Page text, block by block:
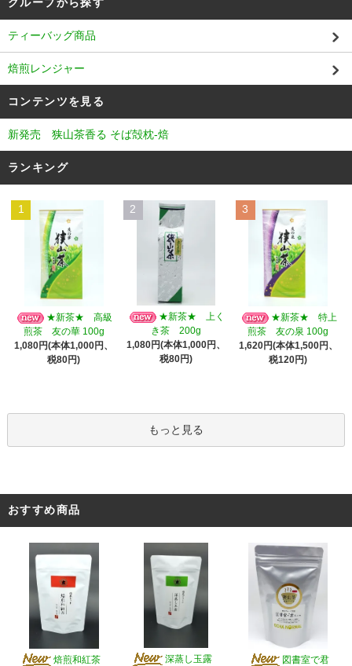
グループから探す
ティーバッグ商品
焙煎レンジャー
コンテンツを見る
新発売 狭山茶香る そば殻枕‐焙
ランキング
1
★新茶★ 高級
煎茶 友の華 100g
1,080円(本体1,000円、
税80円)
2
★新茶★ 上く
き茶 200g
1,080円(本体1,000円、
税80円)
3
★新茶★ 特上
煎茶 友の泉 100g
1,620円(本体1,500円、
税120円)
もっと見る
おすすめ商品
焙煎和紅茶
深蒸し玉露
図書室で君